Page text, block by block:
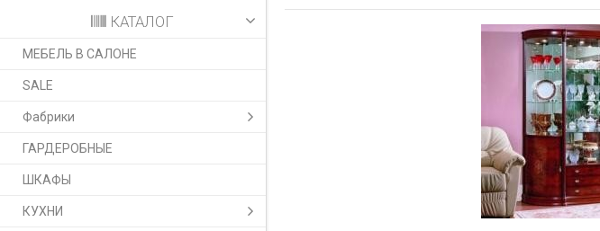
КАТАЛОГ
МЕБЕЛЬ В САЛОНЕ
SALE
Фабрики
ГАРДЕРОБНЫЕ
ШКАФЫ
КУХНИ